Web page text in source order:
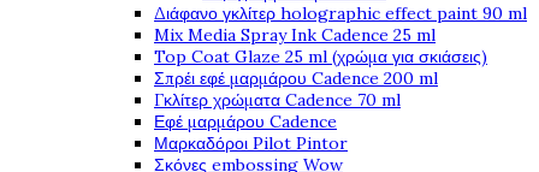
Διάφανο γκλίτερ holographic effect paint 90 ml
Mix Media Spray Ink Cadence 25 ml
Top Coat Glaze 25 ml (χρώμα για σκιάσεις)
Σπρέι εφέ μαρμάρου Cadence 200 ml
Γκλίτερ χρώματα Cadence 70 ml
Εφέ μαρμάρου Cadence
Μαρκαδόροι Pilot Pintor
Σκόνες embossing Wow